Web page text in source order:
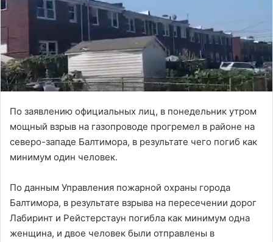
По заявлению официальных лиц, в понедельник утром
мощный взрыв на газопроводе прогремел в районе на
северо-западе Балтимора, в результате чего погиб как
минимум один человек.
По данным Управления пожарной охраны города
Балтимора, в результате взрыва на пересечении дорог
Лабиринт и Рейстерстаун погибла как минимум одна
женщина, и двое человек были отправлены в